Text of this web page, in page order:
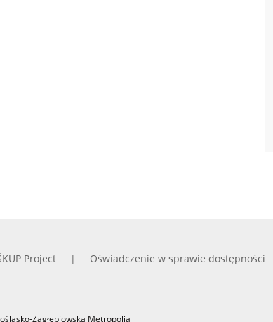
Project Oświadczenie w sprawie dostępności
Zagłębiowska Metropolia